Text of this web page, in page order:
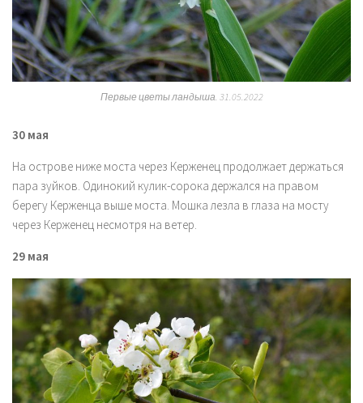
Первые цветы ландыша. 31.05.2022
30 мая
На острове ниже моста через Керженец продолжает держаться
пара зуйков. Одинокий кулик-сорока держался на правом
берегу Керженца выше моста. Мошка лезла в глаза на мосту
через Керженец несмотря на ветер.
29 мая